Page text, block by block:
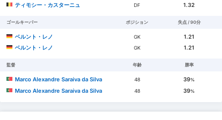
ティモシー・カスターニュ
DF 1.32
ゴールキーパー ポジション 失点 / 90分
ベルント・レノ GK
1.21
ベルント・レノ
GK 1.21
監督 年齢 勝率
Marco Alexandre Saraiva da Silva 48 39%
Marco Alexandre Saraiva da Silva 48 39%